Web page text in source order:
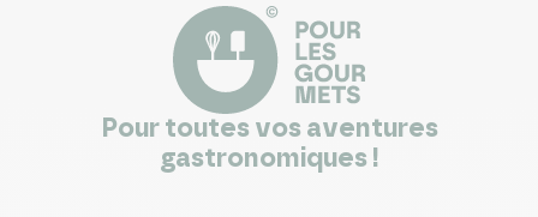
Pour toutes vos aventures
gastronomiques !